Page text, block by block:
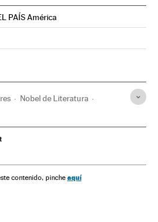
PAÍS América
Twitter
en Instagram
Brasil en Facebook
Nobel de Literatura
meridional África
contenido, pinche aquí